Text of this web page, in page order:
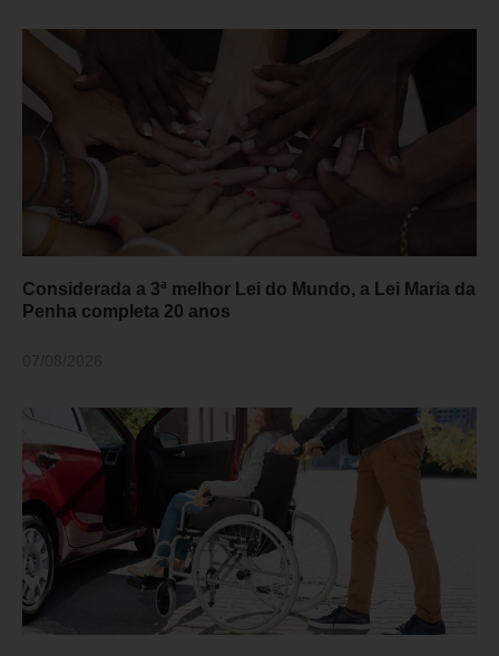
Considerada a 3ª melhor Lei do Mundo, a Lei Maria da
Penha completa 20 anos